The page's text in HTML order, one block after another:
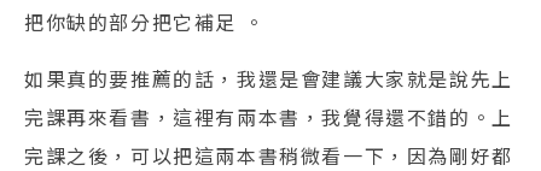
把你缺的部分把它補足‌‌‌‌ 。‌‌
如果真的要推薦的話，‌‌我還是會建議大家就是說先上
完課再來看書，‌‌這裡有兩本書，我覺得還不錯的。‌‌上
完課之後，可以把這兩本書稍微看一下，因為剛好都